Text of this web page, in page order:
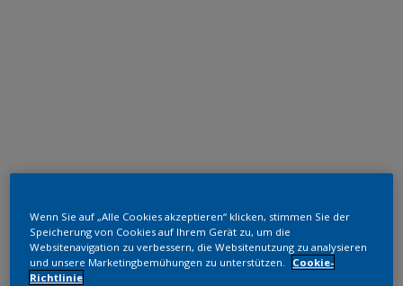
Regal Silver
FW104E
Wenn Sie auf „Alle Cookies akzeptieren“ klicken, stimmen Sie der
Speicherung von Cookies auf Ihrem Gerät zu, um die
Websitenavigation zu verbessern, die Websitenutzung zu analysieren
und unsere Marketingbemühungen zu unterstützen.
Cookie-
Richtlinie